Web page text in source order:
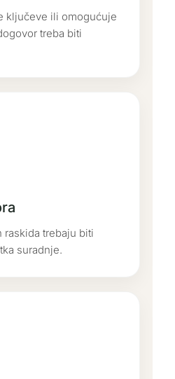
ključeve ili omogućuje
treba biti
raskida trebaju biti
suradnje.